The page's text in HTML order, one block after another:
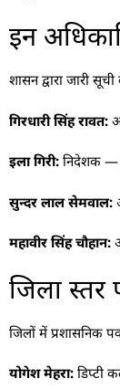
इन
शासन द्वारा जारी
गिरधारी सिंह रावत:
इला गिरी: निदेशक —
सुन्दर लाल सेमवाल:
महावीर सिंह चौहान:
जिला स्तर
जिलों में प्रशासनिक
योगेश मेहरा: डिप्टी